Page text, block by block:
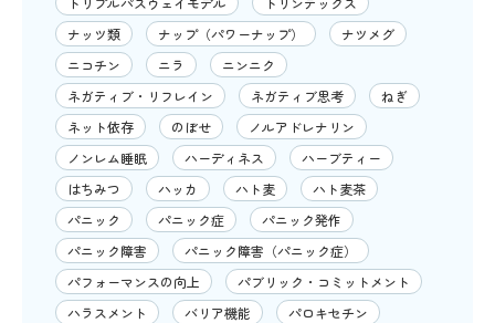
ナッツ類
ナップ（パワーナップ）
ナツメグ
ニコチン
ニラ
ニンニク
ネガティブ・リフレイン
ネガティブ思考
ねぎ
ネット依存
のぼせ
ノルアドレナリン
ノンレム睡眠
ハーディネス
ハーブティー
はちみつ
ハッカ ハト麦
ハト麦茶
パニック
パニック症
パニック発作
パニック障害
パニック障害（パニック症）
パフォーマンスの向上
パブリック・コミットメント
ハラスメント
バリア機能
パロキセチン